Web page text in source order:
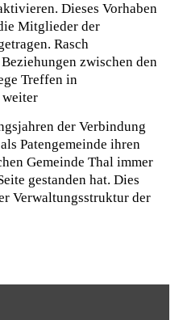
Dieses Vorhaben
Mitglieder der
Rasch
zwischen den
Treffen in
weiter
der Verbindung
Patengemeinde ihren
Gemeinde Thal immer
gestanden hat. Dies
Verwaltungsstruktur der